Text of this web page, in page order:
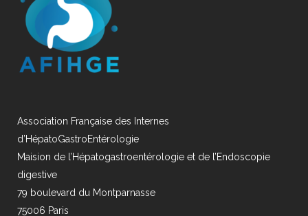
Association Française des Internes
d’HépatoGastroEntérologie
Maision de l’Hépatogastroentérologie et de l’Endoscopie
digestive
79 boulevard du Montparnasse
75006 Paris